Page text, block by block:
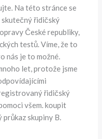
Na této stránce se
řidičský
České republiky,
testů. Víme, že to
nás je to možné.
let, protože jsme
řidičský
všem. koupit
skupiny B.